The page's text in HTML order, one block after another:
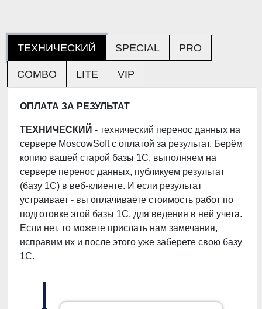
ТЕХНИЧЕСКИЙ SPECIAL PRO
COMBO LITE VIP
ОПЛАТА ЗА РЕЗУЛЬТАТ
ТЕХНИЧЕСКИЙ - технический перенос данных на
сервере MoscowSoft с оплатой за результат. Берём
копию вашей старой базы 1С, выполняем на
сервере перенос данных, публикуем результат
(базу 1С) в веб-клиенте. И если результат
устраивает - вы оплачиваете стоимость работ по
подготовке этой базы 1С, для ведения в ней учета.
Если нет, то можете прислать нам замечания,
исправим их и после этого уже заберете свою базу
1С.